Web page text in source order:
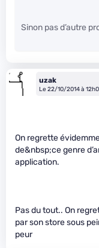
Sinon pas d’autre
uzak
Le 22/10/2014 à
On regrette
de&nbsp;ce genre
application.
Pas du tout.. On
par son store sous
peur